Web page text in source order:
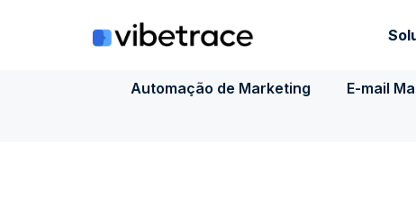
Automação de Marketing E-mail